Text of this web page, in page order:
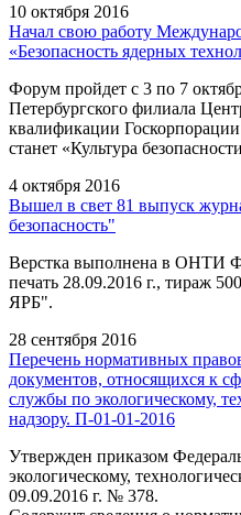
10 октября 2016
Начал свою работу
«Безопасность ядерных
Форум пройдет с 3 по 7
Петербургского филиала
квалификации
станет «Культура
4 октября 2016
Вышел в свет 81 выпуск
безопасность"
Верстка выполнена в ОНТИ
печать 28.09.2016 г., тираж
ЯРБ".
28 сентября 2016
Перечень нормативных
документов, относящихся к
службы по экологическому,
надзору. П-01-01-2016
Утвержден приказом
экологическому,
09.09.2016 г. № 378.